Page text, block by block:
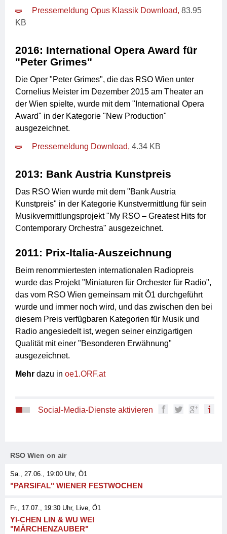
Pressemeldung Opus Klassik Download, 83.95
KB
2016: International Opera Award für
"Peter Grimes"
Die Oper "Peter Grimes", die das RSO Wien unter
Cornelius Meister im Dezember 2015 am Theater an
der Wien spielte, wurde mit dem "International Opera
Award" in der Kategorie "New Production"
ausgezeichnet.
Pressemeldung Download, 4.34 KB
2013: Bank Austria Kunstpreis
Das RSO Wien wurde mit dem "Bank Austria
Kunstpreis" in der Kategorie Kunstvermittlung für sein
Musikvermittlungsprojekt "My RSO – Greatest Hits for
Contemporary Orchestra" ausgezeichnet.
2011: Prix-Italia-Auszeichnung
Beim renommiertesten internationalen Radiopreis
wurde das Projekt "Miniaturen für Orchester für Radio",
das vom RSO Wien gemeinsam mit Ö1 durchgeführt
wurde und immer noch wird, und das zwischen den bei
diesem Preis verfügbaren Kategorien für Musik und
Radio angesiedelt ist, wegen seiner einzigartigen
Qualität mit einer "Besonderen Erwähnung"
ausgezeichnet.
Mehr dazu in oe1.ORF.at
Social-Media-Dienste aktivieren
RSO Wien on air
Sa., 27.06., 19:00 Uhr, Ö1
"PARSIFAL" WIENER FESTWOCHEN
Fr., 17.07., 19:30 Uhr, Live, Ö1
YI-CHEN LIN & WU WEI
"MÄRCHENZAUBER"